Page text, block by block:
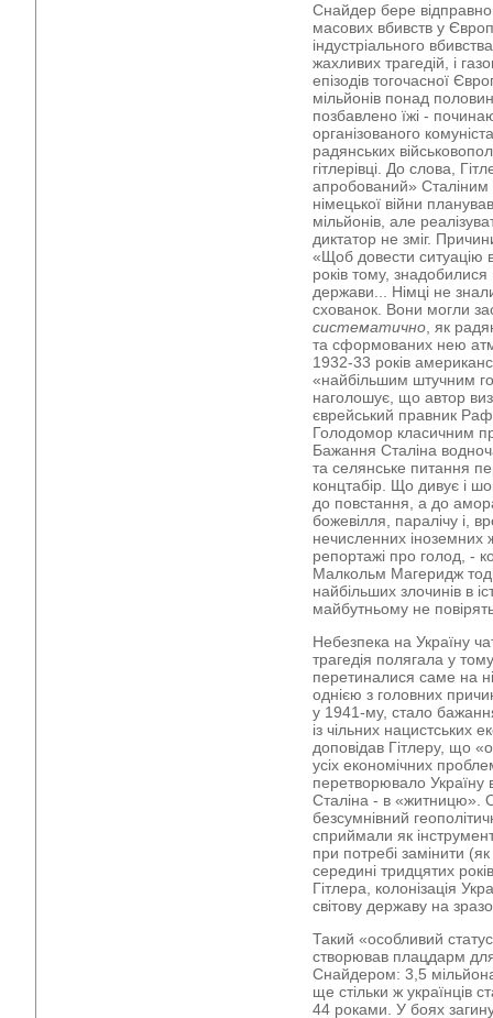
Снайдер бере
масових вбивств у
індустріального
жахливих трагедій, і
епізодів тогочасної
мільйонів понад
позбавлено їжі -
організованого
радянських
гітлерівці. До слова,
апробований»
німецької війни
мільйонів, але
диктатор не зміг.
«Щоб довести ситуацію в
років тому, знадобилися
держави... Німці не
схованок. Вони могли
систематично , як
та сформованих нею
1932-33 років
«найбільшим штучним
наголошує, що автор
єврейський правник
Голодомор класичним
Бажання Сталіна
та селянське питання
концтабір. Що дивує і
до повстання, а до
божевілля, паралічу і,
нечисленних іноземних
репортажі про голод, -
Малкольм Магеридж
найбільших злочинів в
майбутньому не
Небезпека на Україну
трагедія полягала у
перетиналися саме на
однією з головних
у 1941-му, стало
із чільних нацистських
доповідав Гітлеру, що
усіх економічних
перетворювало Україну
Сталіна - в «житницю».
безсумнівний
сприймали як
при потребі замінити
середині тридцятих
Гітлера, колонізація
світову державу на
Такий «особливий
створював плацдарм
Снайдером: 3,5
ще стільки ж українців
44 роками. У боях